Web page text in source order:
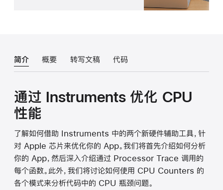
简介 概要 转写文稿 代码
通过 Instruments 优化 CPU
性能
了解如何借助 Instruments 中的两个新硬件辅助工具，针
对 Apple 芯片来优化你的 App。我们将首先介绍如何分析
你的 App，然后深入介绍通过 Processor Trace 调用的
每个函数。此外，我们将讨论如何使用 CPU Counters 的
各个模式来分析代码中的 CPU 瓶颈问题。